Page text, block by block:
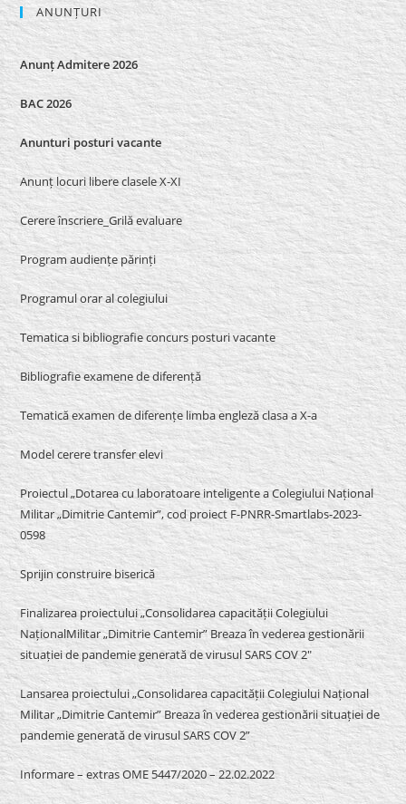
ANUNȚURI
Anunț Admitere 2026
BAC 2026
Anunturi posturi vacante
Anunț locuri libere clasele X-XI
Cerere înscriere_Grilă evaluare
Program audiențe părinți
Programul orar al colegiului
Tematica si bibliografie concurs posturi vacante
Bibliografie examene de diferență
Tematică examen de diferențe limba engleză clasa a X-a
Model cerere transfer elevi
Proiectul „Dotarea cu laboratoare inteligente a Colegiului Național
Militar „Dimitrie Cantemir”, cod proiect F-PNRR-Smartlabs-2023-
0598
Sprijin construire biserică
Finalizarea proiectului „Consolidarea capacității Colegiului
NaționalMilitar „Dimitrie Cantemir” Breaza în vederea gestionării
situației de pandemie generată de virusul SARS COV 2″
Lansarea proiectului „Consolidarea capacității Colegiului Național
Militar „Dimitrie Cantemir” Breaza în vederea gestionării situației de
pandemie generată de virusul SARS COV 2”
Informare – extras OME 5447/2020 – 22.02.2022